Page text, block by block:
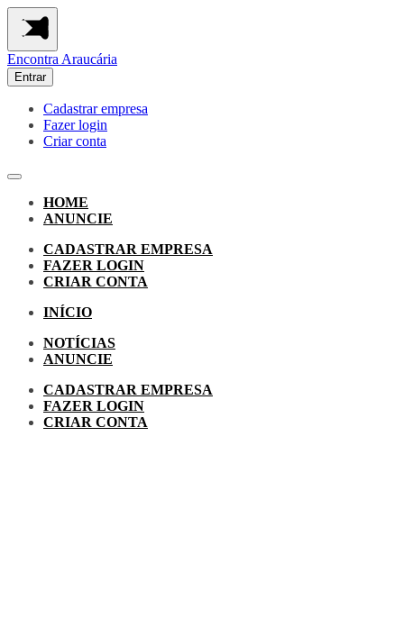
Encontra Araucária
Entrar
Cadastrar empresa
Fazer login
Criar conta
HOME
ANUNCIE
CADASTRAR EMPRESA
FAZER LOGIN
CRIAR CONTA
INÍCIO
NOTÍCIAS
ANUNCIE
CADASTRAR EMPRESA
FAZER LOGIN
CRIAR CONTA